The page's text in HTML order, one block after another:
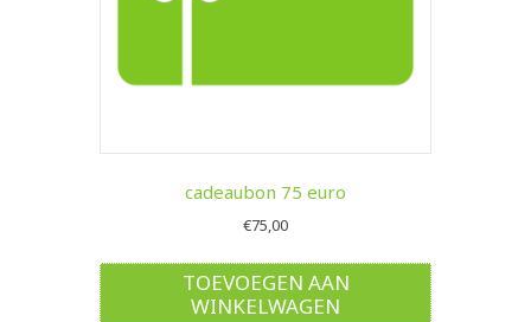
cadeaubon 75 euro
€75,00
TOEVOEGEN AAN
WINKELWAGEN